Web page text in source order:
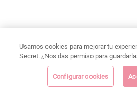
Usamos cookies para mejorar tu
Secret. ¿Nos das permiso para
Configurar cookies